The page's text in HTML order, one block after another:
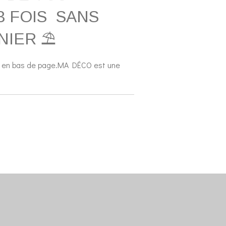
FOIS SANS
⛱️
bas de page.MA DÉCO est une